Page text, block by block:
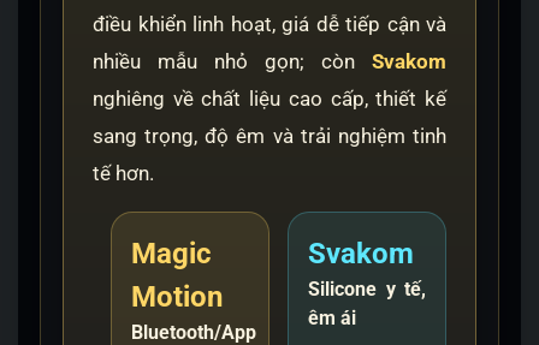
điều khiển linh hoạt, giá dễ tiếp cận và
nhiều mẫu nhỏ gọn; còn Svakom
nghiêng về chất liệu cao cấp, thiết kế
sang trọng, độ êm và trải nghiệm tinh
tế hơn.
Magic
Motion
Bluetooth/App
Svakom
Silicone y tế,
êm ái